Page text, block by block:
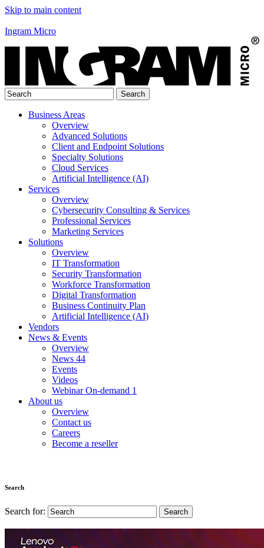
Skip to main content
Ingram Micro
Business Areas
Overview
Advanced Solutions
Client and Endpoint Solutions
Specialty Solutions
Cloud Services
Artificial Intelligence (AI)
Services
Overview
Cybersecurity Consulting & Services
Professional Services
Marketing Services
Solutions
Overview
IT Transformation
Security Transformation
Workforce Transformation
Digital Transformation
Business Continuity Plan
Artificial Intelligence (AI)
Vendors
News & Events
Overview
News 44
Events
Videos
Webinar On-demand 1
About us
Overview
Contact us
Careers
Become a reseller
Search
Search for: